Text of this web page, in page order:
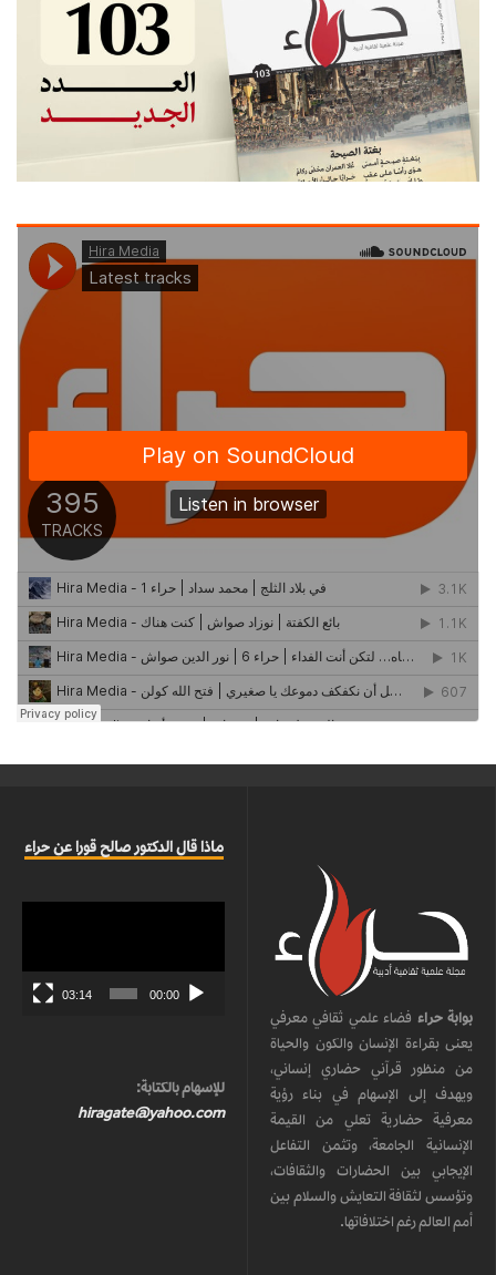
بوابة حراء فضاء علمي ثقافي معرفي
يعنى بقراءة الإنسان والكون والحياة
من منظور قرآني حضاري إنساني،
ويهدف إلى الإسهام في بناء رؤية
معرفية حضارية تعلي من القيمة
الإنسانية الجامعة، وتثمن التفاعل
الإيجابي بين الحضارات والثقافات،
وتؤسس لثقافة التعايش والسلام بين
أمم العالم رغم اختلافاتها.
ماذا قال الدكتور صالح قورا عن حراء
00:00
03:14
للإسهام بالكتابة:
hiragate@yahoo.com